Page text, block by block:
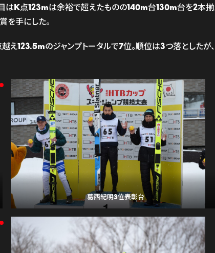
はK点123mは余裕で超えたものの140m台130m台を2本
を手にした。
123.5mのジャンプトータルで7位。順位は3つ落としたが
葛西紀明3位表彰台